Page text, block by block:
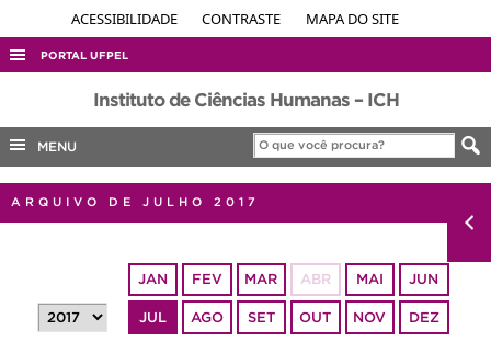
ACESSIBILIDADE CONTRASTE MAPA DO SITE
PORTAL UFPEL
ACESSO À INFORMAÇÃO
AUDITORIA
COBALTO
CONCURSOS
OUVIDORIA
Instituto de Ciências Humanas – ICH
MENU
ARQUIVO DE JULHO 2017
JAN FEV MAR ABR MAI JUN
JUL AGO SET OUT NOV DEZ